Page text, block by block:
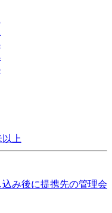
上
み後に提携先の管理会